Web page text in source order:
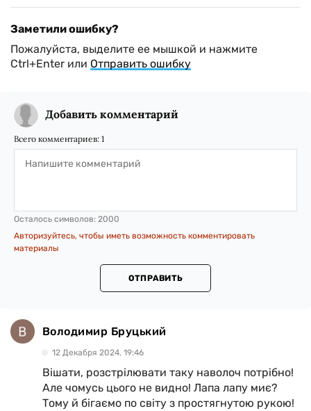
Заметили ошибку?
Пожалуйста, выделите ее мышкой и нажмите
Ctrl+Enter или Отправить ошибку
Добавить комментарий
Всего комментариев: 1
Осталось символов: 2000
Авторизуйтесь, чтобы иметь возможность комментировать
материалы
ОТПРАВИТЬ
Володимир Бруцький
12 Декабря 2024, 19:46
Вішати, розстрілювати таку наволоч потрібно!
Але чомусь цього не видно! Лапа лапу миє?
Тому й бігаємо по світу з простягнутою рукою!